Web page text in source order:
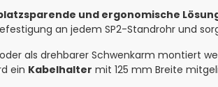
und ergonomische
an jedem SP2-Standrohr und
oder als drehbarer Schwenkarm montiert
ein Kabelhalter mit 125 mm Breite